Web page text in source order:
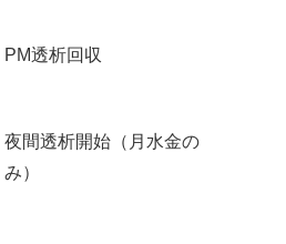
PM透析回収
夜間透析開始（月水金の
み）